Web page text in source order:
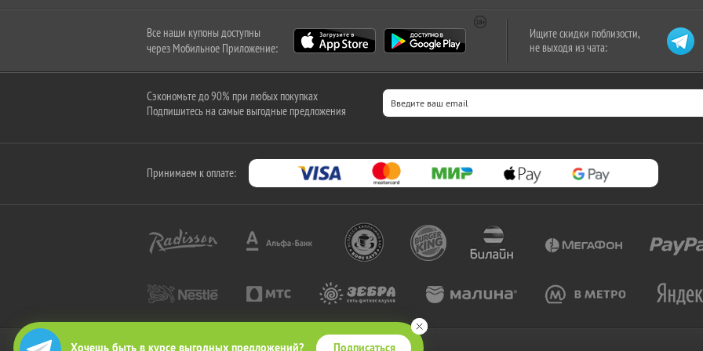
Хочешь быть в курсе выгодных предложений? Подписаться
Все наши купоны доступны
через Мобильное Приложение:
Ищите скидки поблизости,
не выходя из чата:
Сэкономьте до 90% при любых покупках
Подпишитесь на самые выгодные предложения
Принимаем к оплате: